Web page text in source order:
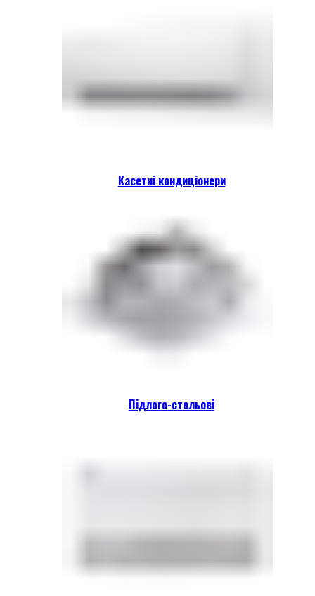
Касетні кондиціонери
Підлого-стельові